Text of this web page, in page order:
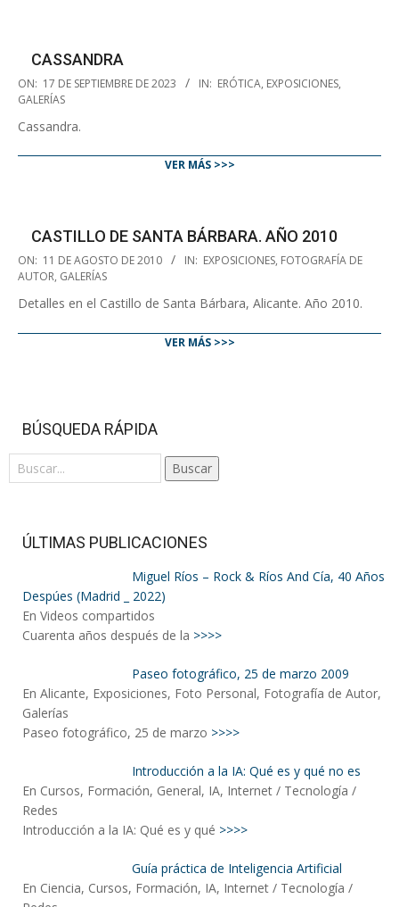
CASSANDRA
2023-
09-
17
ON: 17 DE SEPTIEMBRE DE 2023 IN: ERÓTICA, EXPOSICIONES,
GALERÍAS
Cassandra.
VER MÁS >>>
CASTILLO DE SANTA BÁRBARA. AÑO 2010
2010-
08-
11
ON: 11 DE AGOSTO DE 2010 IN: EXPOSICIONES, FOTOGRAFÍA DE
AUTOR, GALERÍAS
Detalles en el Castillo de Santa Bárbara, Alicante. Año 2010.
VER MÁS >>>
BÚSQUEDA RÁPIDA
Buscar
ÚLTIMAS PUBLICACIONES
Miguel Ríos – Rock & Ríos And Cía, 40 Años
Despúes (Madrid _ 2022)
En Videos compartidos
Cuarenta años después de la >>>>
Paseo fotográfico, 25 de marzo 2009
En Alicante, Exposiciones, Foto Personal, Fotografía de Autor,
Galerías
Paseo fotográfico, 25 de marzo >>>>
Introducción a la IA: Qué es y qué no es
En Cursos, Formación, General, IA, Internet / Tecnología /
Redes
Introducción a la IA: Qué es y qué >>>>
Guía práctica de Inteligencia Artificial
En Ciencia, Cursos, Formación, IA, Internet / Tecnología /